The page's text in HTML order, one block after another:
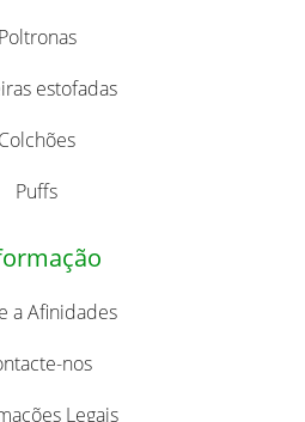
Poltronas
estofadas
Colchões
Puffs
a Afinidades
nos
Legais